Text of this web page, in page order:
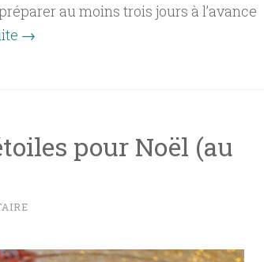
au moins trois jours à l’avance
→
pour Noël (au